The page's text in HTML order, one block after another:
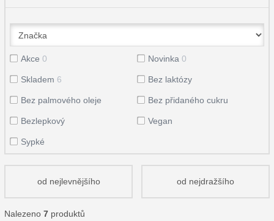
Akce 0 Novinka 0
Skladem 6 Bez laktózy
Bez palmového oleje Bez přidaného cukru
Bezlepkový Vegan
Sypké
od nejlevnějšího od nejdražšího
Nalezeno 7 produktů